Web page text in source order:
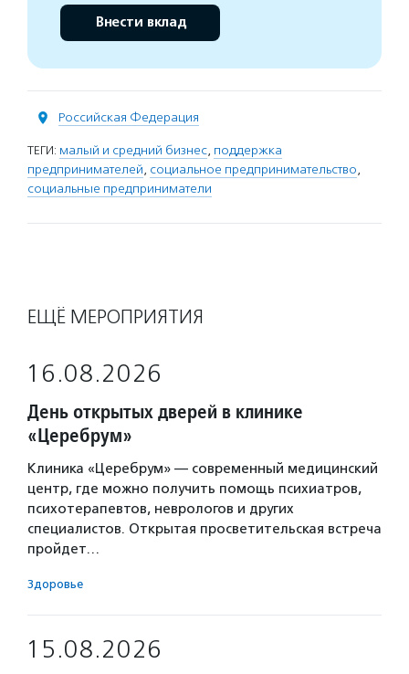
Внести вклад
Российская Федерация
ТЕГИ: малый и средний бизнес, поддержка
предпринимателей, социальное предпринимательство,
социальные предприниматели
ЕЩЁ МЕРОПРИЯТИЯ
16.08.2026
День открытых дверей в клинике
«Церебрум»
Клиника «Церебрум» — современный медицинский
центр, где можно получить помощь психиатров,
психотерапевтов, неврологов и других
специалистов. Открытая просветительская встреча
пройдет…
Здоровье
15.08.2026